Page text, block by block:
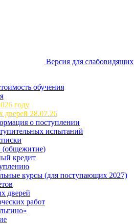
Версия для слабовидящих
обучения
году
дверей 28.07.26
о поступлении
испытаний
(общежитие)
кредит
курсы (для поступающих 2027)
дверей
работ